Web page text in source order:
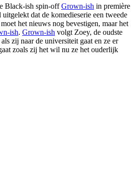
Black-ish spin-offGrown-ish in première
dat de komedieserie een tweede
het nieuws nog bevestigen, maar het
ish. Grown-ish volgt Zoey, de oudste
zij naar de universiteit gaat en ze er
zoals zij het wil nu ze het ouderlijk